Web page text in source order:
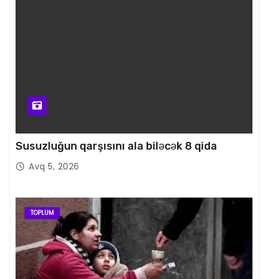
Susuzluğun qarşısını ala biləcək 8 qida
Avq 5, 2026
TOPLUM